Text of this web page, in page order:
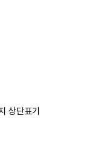
상단표기